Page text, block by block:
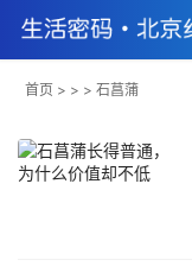
首页 > > > 石菖蒲